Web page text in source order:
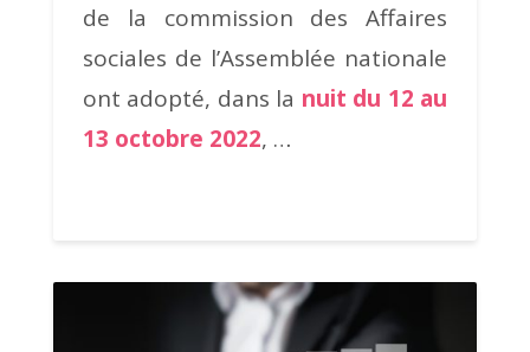
de la commission des Affaires
sociales de l’Assemblée nationale
ont adopté, dans la nuit du 12 au
13 octobre 2022, …